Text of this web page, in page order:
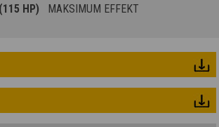
HP) MAKSIMUM EFFEKT